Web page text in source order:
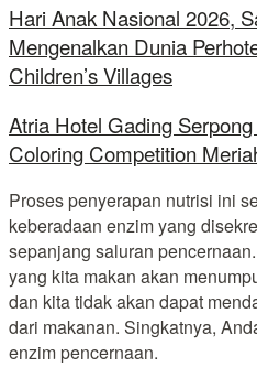
Hari Anak Nasional 2026,
Mengenalkan Dunia
Children’s Villages
Atria Hotel Gading
Coloring Competition
Proses penyerapan nutrisi ini
keberadaan enzim yang
sepanjang saluran
yang kita makan akan
dan kita tidak akan dapat
dari makanan. Singkatnya,
enzim pencernaan.